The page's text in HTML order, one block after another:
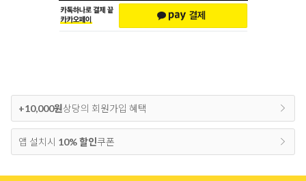
+10,000원상당의 회원가입 혜택
앱 설치시 10% 할인쿠폰